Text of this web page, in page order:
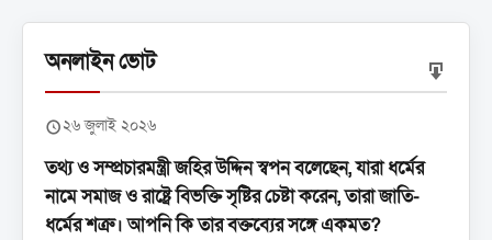
অনলাইন ভোট
২৬ জুলাই ২০২৬
তথ্য ও সম্প্রচারমন্ত্রী জহির উদ্দিন স্বপন বলেছেন, যারা ধর্মের
নামে সমাজ ও রাষ্ট্রে বিভক্তি সৃষ্টির চেষ্টা করেন, তারা জাতি-
ধর্মের শত্রু। আপনি কি তার বক্তব্যের সঙ্গে একমত?